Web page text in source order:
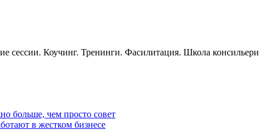
сессии. Коучинг. Тренинги. Фасилитация. Школа консильери
больше, чем просто совет
в жестком бизнесе